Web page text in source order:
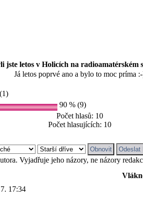
jste letos v Holicích na radioamatérském
Já letos poprvé ano a bylo to moc príma
90 % (9)
Počet hlasů: 10
Počet hlasujících: 10
Vyjadřuje jeho názory, ne názory
17:34